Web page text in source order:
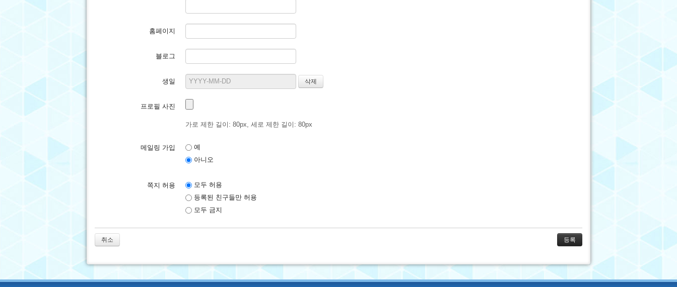
홈페이지
블로그
생일
프로필 사진
가로 제한 길이: 80px, 세로 제한 길이: 80px
메일링 가입
예
아니오
쪽지 허용
모두 허용
등록된 친구들만 허용
모두 금지
취소